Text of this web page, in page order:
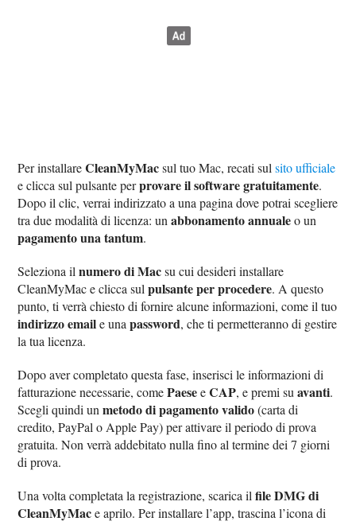
Per installareCleanMyMacsul tuo Mac, recati sulsito ufficiale
e clicca sul pulsante perprovare il software gratuitamente.
Dopo il clic, verrai indirizzato a una pagina dove potrai scegliere
tra due modalità di licenza: unabbonamento annualeo un
pagamento una tantum.
Seleziona ilnumero di Macsu cui desideri installare
CleanMyMac e clicca sulpulsante per procedere. A questo
punto, ti verrà chiesto di fornire alcune informazioni, come il tuo
indirizzo emaile unapassword, che ti permetteranno di gestire
la tua licenza.
Dopo aver completato questa fase, inserisci le informazioni di
fatturazione necessarie, comePaeseeCAP, e premi suavanti.
Scegli quindi unmetodo di pagamento valido(carta di
credito, PayPal o Apple Pay) per attivare il periodo di prova
gratuita. Non verrà addebitato nulla fino al termine dei 7 giorni
di prova.
Una volta completata la registrazione, scarica ilfile DMG di
CleanMyMace aprilo. Per installare l’app, trascina l’icona di